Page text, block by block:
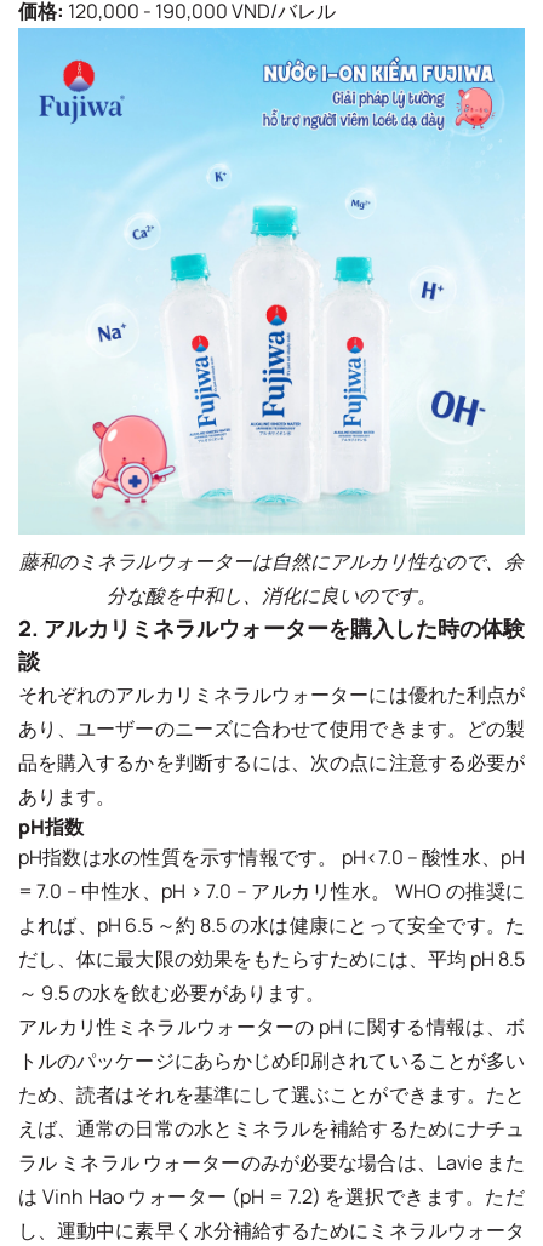
価格: 120,000 - 190,000 VND/バレル
藤和のミネラルウォーターは自然にアルカリ性なので、余
分な酸を中和し、消化に良いのです。
2. アルカリミネラルウォーターを購入した時の体験
談
それぞれのアルカリミネラルウォーターには優れた利点が
あり、ユーザーのニーズに合わせて使用できます。どの製
品を購入するかを判断するには、次の点に注意する必要が
あります。
pH指数
pH指数は水の性質を示す情報です。 pH<7.0 – 酸性水、pH
= 7.0 – 中性水、pH > 7.0 – アルカリ性水。 WHO の推奨に
よれば、pH 6.5 ～約 8.5 の水は健康にとって安全です。た
だし、体に最大限の効果をもたらすためには、平均 pH 8.5
～ 9.5 の水を飲む必要があります。
アルカリ性ミネラルウォーターの pH に関する情報は、ボ
トルのパッケージにあらかじめ印刷されていることが多い
ため、読者はそれを基準にして選ぶことができます。たと
えば、通常の日常の水とミネラルを補給するためにナチュ
ラル ミネラル ウォーターのみが必要な場合は、Lavie また
は Vinh Hao ウォーター (pH = 7.2) を選択できます。ただ
し、運動中に素早く水分補給するためにミネラルウォータ